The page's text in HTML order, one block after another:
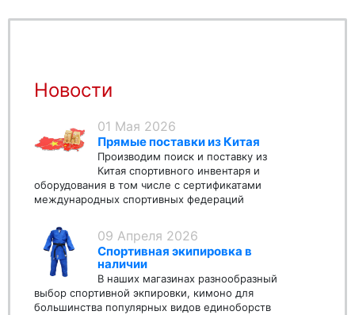
Новости
01 Мая 2026
Прямые поставки из Китая
Производим поиск и поставку из
Китая спортивного инвентаря и
оборудования в том числе с сертификатами
международных спортивных федераций
09 Апреля 2026
Спортивная экипировка в
наличии
В наших магазинах разнообразный
выбор спортивной экпировки, кимоно для
большинства популярных видов единоборств